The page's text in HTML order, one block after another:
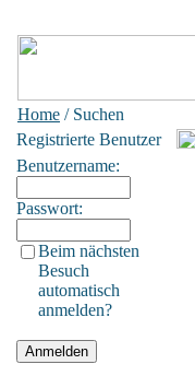
Home / Suchen
Registrierte Benutzer
Benutzername:
Passwort:
Beim nächsten
Besuch
automatisch
anmelden?